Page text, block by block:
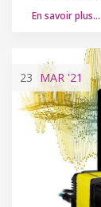
En savoir plus…
23 MAR'21